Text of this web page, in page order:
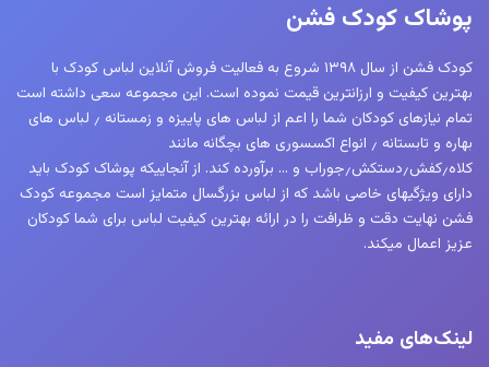
پوشاک کودک فشن
کودک فشن از سال ۱۳۹۸ شروع به فعالیت فروش آنلاین لباس کودک با
بهترین کیفیت و ارزانترین قیمت نموده است. این مجموعه سعی داشته است
تمام نیازهای کودکان شما را اعم از لباس های پاییزه و زمستانه ٫ لباس های
بهاره و تابستانه ٫ انواع اکسسوری های بچگانه مانند
کلاه٫کفش٫دستکش٫جوراب و … برآورده کند. از آنجاییکه پوشاک کودک باید
دارای ویژگیهای خاصی باشد که از لباس بزرگسال متمایز است مجموعه کودک
فشن نهایت دقت و ظرافت را در ارائه بهترین کیفیت لباس برای شما کودکان
عزیز اعمال میکند.
لینک‌های مفید